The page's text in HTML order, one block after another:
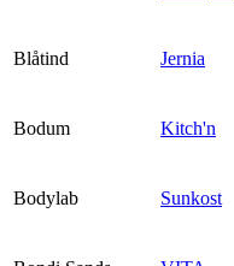
Blåtind Jernia
Bodum Kitch'n
Bodylab Sunkost